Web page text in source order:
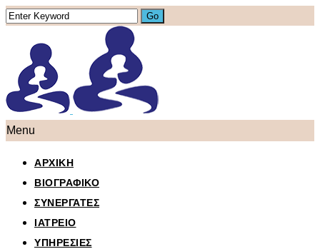
Menu
ΑΡΧΙΚΗ
ΒΙΟΓΡΑΦΙΚΟ
ΣΥΝΕΡΓΑΤΕΣ
ΙΑΤΡΕΙΟ
ΥΠΗΡΕΣΙΕΣ